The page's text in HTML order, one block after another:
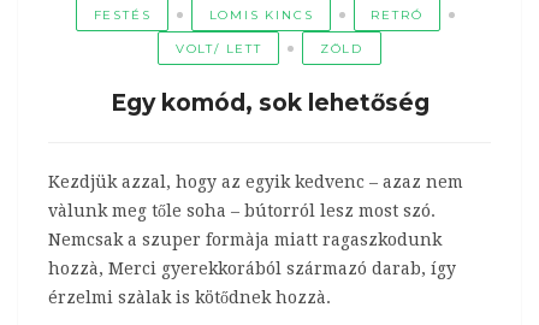
FESTÉS LOMIS KINCS RETRÓ
VOLT/ LETT ZÖLD
Egy komód, sok lehetőség
Kezdjük azzal, hogy az egyik kedvenc – azaz nem
vàlunk meg tőle soha – bútorról lesz most szó.
Nemcsak a szuper formàja miatt ragaszkodunk
hozzà, Merci gyerekkorából származó darab, így
érzelmi szàlak is kötődnek hozzà.